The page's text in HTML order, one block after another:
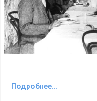
Подробнее...